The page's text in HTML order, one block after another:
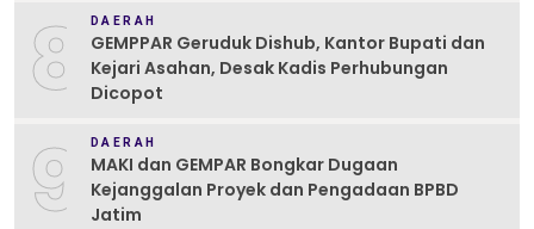
8 DAERAH
GEMPPAR Geruduk Dishub, Kantor Bupati dan
Kejari Asahan, Desak Kadis Perhubungan
Dicopot
9 DAERAH
MAKI dan GEMPAR Bongkar Dugaan
Kejanggalan Proyek dan Pengadaan BPBD
Jatim